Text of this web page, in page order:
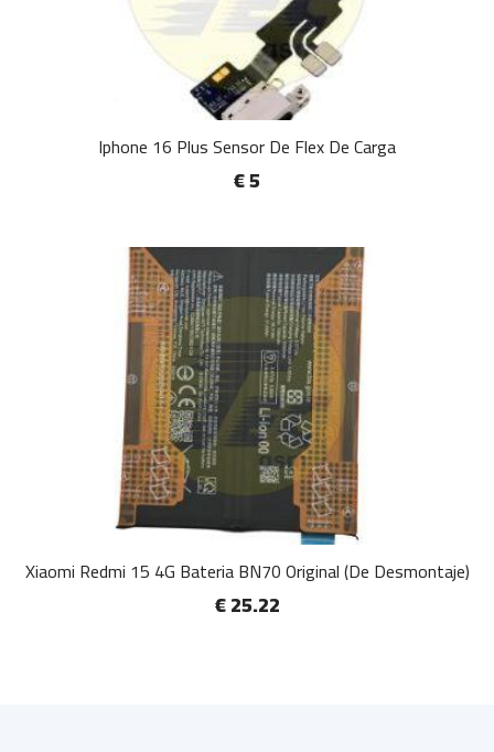
Iphone 16 Plus Sensor De Flex De Carga
€ 5
Xiaomi Redmi 15 4G Bateria BN70 Original (De Desmontaje)
€ 25.22